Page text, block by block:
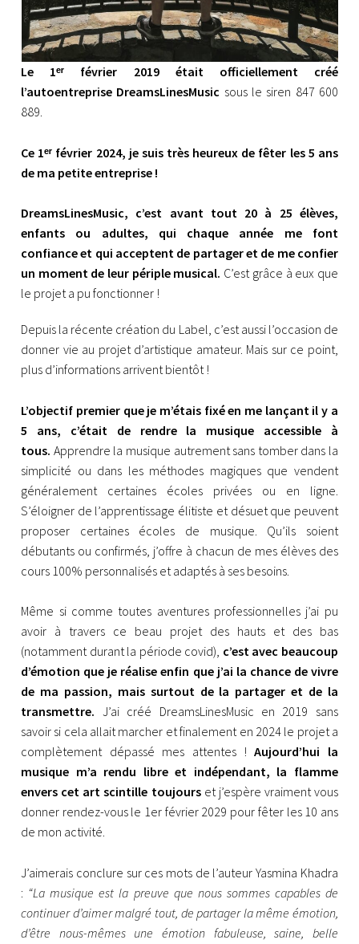
Le 1ᵉʳ février 2019 était officiellement créé
l’autoentreprise DreamsLinesMusic sous le siren 847 600
889.
Ce 1ᵉʳ février 2024, je suis très heureux de fêter les 5 ans
de ma petite entreprise !
DreamsLinesMusic, c’est avant tout 20 à 25 élèves,
enfants ou adultes, qui chaque année me font
confiance et qui acceptent de partager et de me confier
un moment de leur périple musical. C’est grâce à eux que
le projet a pu fonctionner !
Depuis la récente création du Label, c’est aussi l’occasion de
donner vie au projet d’artistique amateur. Mais sur ce point,
plus d’informations arrivent bientôt !
L’objectif premier que je m’étais fixé en me lançant il y a
5 ans, c’était de rendre la musique accessible à
tous. Apprendre la musique autrement sans tomber dans la
simplicité ou dans les méthodes magiques que vendent
généralement certaines écoles privées ou en ligne.
S’éloigner de l’apprentissage élitiste et désuet que peuvent
proposer certaines écoles de musique. Qu’ils soient
débutants ou confirmés, j’offre à chacun de mes élèves des
cours 100% personnalisés et adaptés à ses besoins.
Même si comme toutes aventures professionnelles j’ai pu
avoir à travers ce beau projet des hauts et des bas
(notamment durant la période covid), c’est avec beaucoup
d’émotion que je réalise enfin que j’ai la chance de vivre
de ma passion, mais surtout de la partager et de la
transmettre. J’ai créé DreamsLinesMusic en 2019 sans
savoir si cela allait marcher et finalement en 2024 le projet a
complètement dépassé mes attentes ! Aujourd’hui la
musique m’a rendu libre et indépendant, la flamme
envers cet art scintille toujourset j’espère vraiment vous
donner rendez-vous le 1er février 2029 pour fêter les 10 ans
de mon activité.
J’aimerais conclure sur ces mots de l’auteur Yasmina Khadra
: “La musique est la preuve que nous sommes capables de
continuer d’aimer malgré tout, de partager la même émotion,
d’être nous-mêmes une émotion fabuleuse, saine, belle